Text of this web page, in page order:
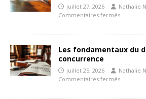
juillet 27, 2026
Nathalie
Commentaires fermés
Les fondamentaux du
concurrence
juillet 25, 2026
Nathalie
Commentaires fermés